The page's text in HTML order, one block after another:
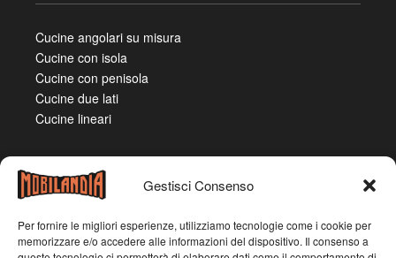
Gestisci Consenso
Per fornire le migliori esperienze, utilizziamo tecnologie come i cookie per
memorizzare e/o accedere alle informazioni del dispositivo. Il consenso a
Cucine angolari su misura
Cucine con isola
Cucine con penisola
Cucine due lati
Cucine lineari